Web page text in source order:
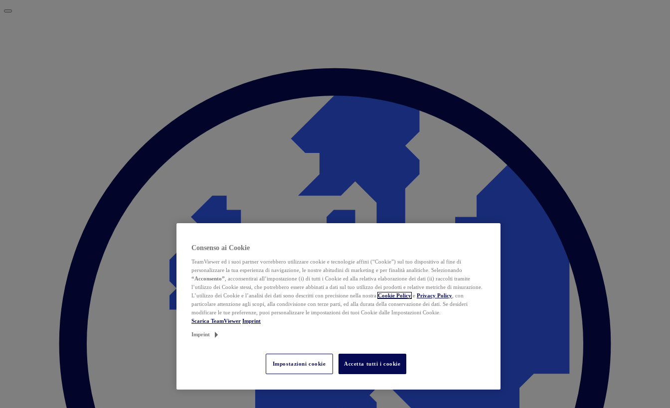
Consenso ai Cookie
TeamViewer ed i suoi partner vorrebbero utilizzare cookie e tecnologie affini (“Cookie”) sul tuo dispositivo al fine di
personalizzare la tua esperienza di navigazione, le nostre abitudini di marketing e per finalità analitiche. Selezionando
“Acconsento” , acconsentirai all’impostazione (i) di tutti i Cookie ed alla relativa elaborazione dei dati (ii) raccolti tramite
l’utilizzo dei Cookie stessi, che potrebbero essere abbinati a dati sul tuo utilizzo dei prodotti e relative metriche di misurazione.
L’utilizzo dei Cookie e l’analisi dei dati sono descritti con precisione nella nostra Cookie Policy e Privacy Policy , con
particolare attenzione agli scopi, alla condivisione con terze parti, ed alla durata della conservazione dei dati. Se desideri
modificare le tue preferenze, puoi personalizzare le impostazioni dei tuoi Cookie dalle Impostazioni Cookie.
Scarica TeamViewer Imprint
Imprint
Impostazioni cookie Accetta tutti i cookie